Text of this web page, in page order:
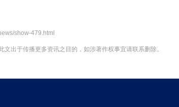
show-479.html
出于传播更多资讯之目的，如涉著作权事宜请联系删除。